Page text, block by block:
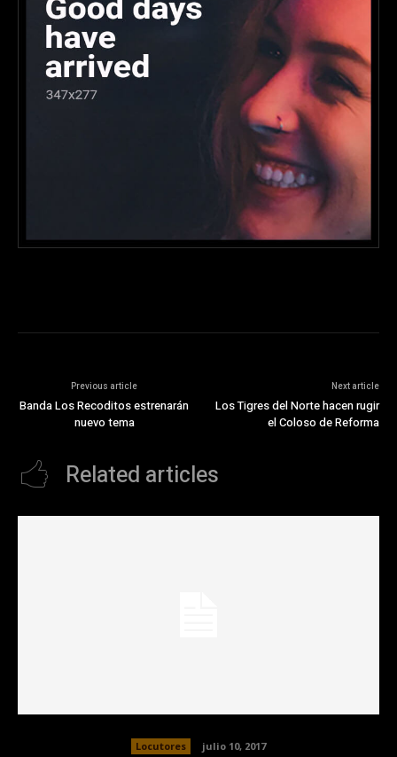
Previous article
Banda Los Recoditos estrenarán
nuevo tema
Next article
Los Tigres del Norte hacen rugir
el Coloso de Reforma
Related articles
Locutores julio 10, 2017